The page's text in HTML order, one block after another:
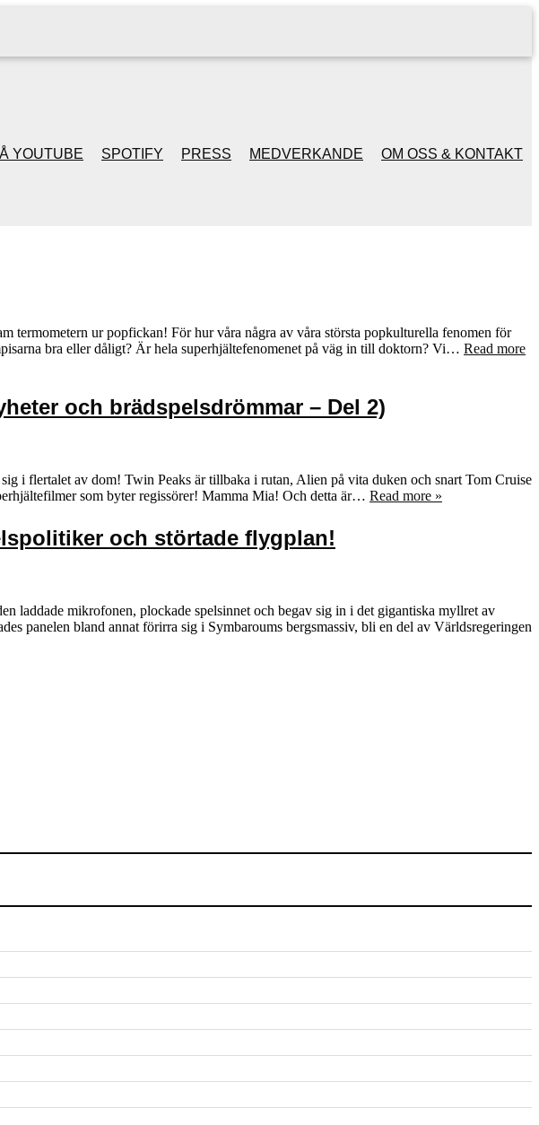
YOUTUBE SPOTIFY PRESS MEDVERKANDE OM OSS & KONTAKT
termometern ur popfickan! För hur våra några av våra största popkulturella fenomen för
bra eller dåligt? Är hela superhjältefenomenet på väg in till doktorn? Vi… Read more
och brädspelsdrömmar – Del 2)
i flertalet av dom! Twin Peaks är tillbaka i rutan, Alien på vita duken och snart Tom Cruise
som byter regissörer! Mamma Mia! Och detta är… Read more »
och störtade flygplan!
laddade mikrofonen, plockade spelsinnet och begav sig in i det gigantiska myllret av
panelen bland annat förirra sig i Symbaroums bergsmassiv, bli en del av Världsregeringen